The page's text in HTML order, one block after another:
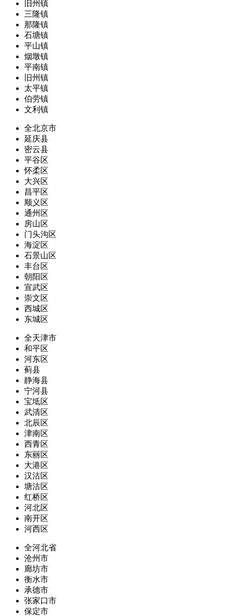
旧州镇
三隆镇
那隆镇
石塘镇
平山镇
烟墩镇
平南镇
旧州镇
太平镇
伯劳镇
文利镇
全北京市
延庆县
密云县
平谷区
怀柔区
大兴区
昌平区
顺义区
通州区
房山区
门头沟区
海淀区
石景山区
丰台区
朝阳区
宣武区
崇文区
西城区
东城区
全天津市
和平区
河东区
蓟县
静海县
宁河县
宝坻区
武清区
北辰区
津南区
西青区
东丽区
大港区
汉沽区
塘沽区
红桥区
河北区
南开区
河西区
全河北省
沧州市
廊坊市
衡水市
承德市
张家口市
保定市